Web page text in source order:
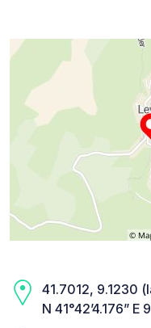
41.7012, 9.1230
N 41°42’4.176” E